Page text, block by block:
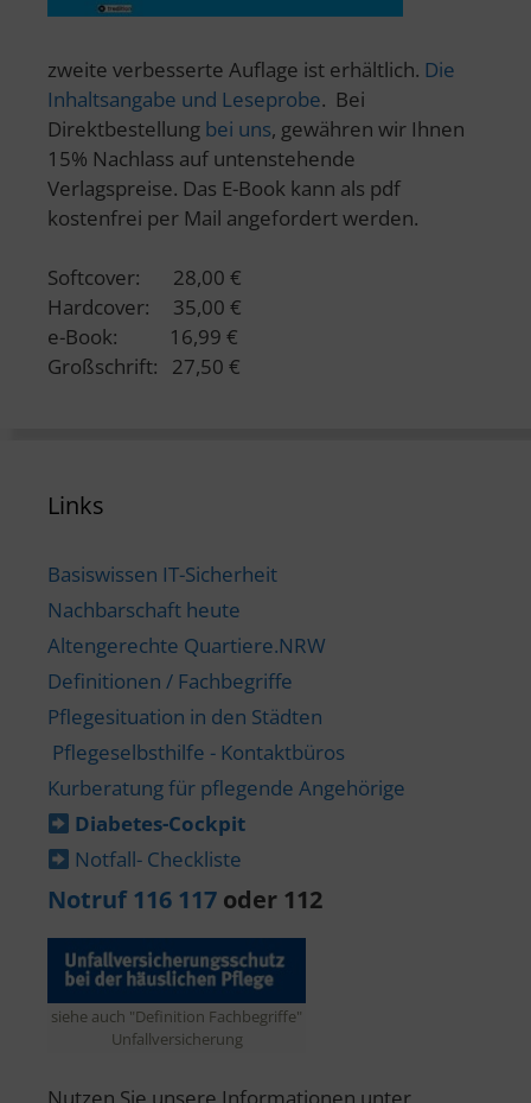
zweite verbesserte Auflage ist erhältlich. Die
Inhaltsangabe und Leseprobe. Bei
Direktbestellung bei uns, gewähren wir Ihnen
15% Nachlass auf untenstehende
Verlagspreise. Das E-Book kann als pdf
kostenfrei per Mail angefordert werden.
Softcover: 28,00 €
Hardcover: 35,00 €
e-Book: 16,99 €
Großschrift: 27,50 €
Links
Basiswissen IT-Sicherheit
Nachbarschaft heute
Altengerechte Quartiere.NRW
Definitionen / Fachbegriffe
Pflegesituation in den Städten
Pflegeselbsthilfe - Kontaktbüros
Kurberatung für pflegende Angehörige
Diabetes-​Cockpit
Notfall- Checkliste
Notruf 116 117 oder 112
siehe auch "Definition Fachbegriffe"
Unfallversicherung